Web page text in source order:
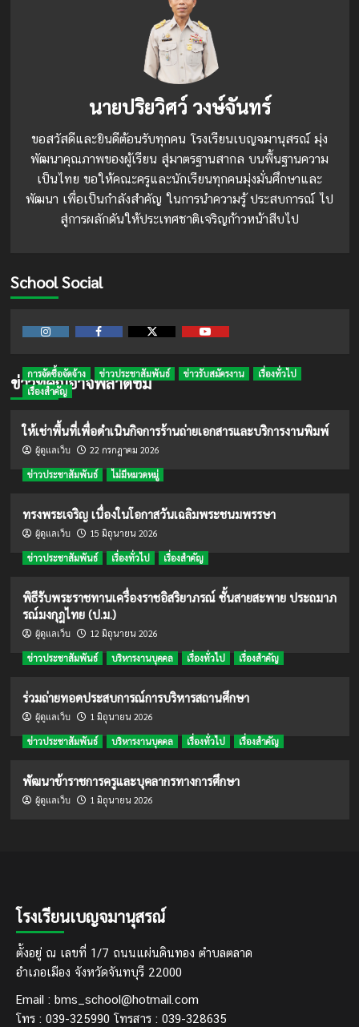
นายปริยวิศว์ วงษ์จันทร์
ขอสวัสดีและยินดีต้อนรับทุกคน โรงเรียนเบญจมานุสรณ์ มุ่ง
พัฒนาคุณภาพของผู้เรียน สู่มาตรฐานสากล บนพื้นฐานความ
เป็นไทย ขอให้คณะครูและนักเรียนทุกคนมุ่งมั่นศึกษาและ
พัฒนา เพื่อเป็นกำลังสำคัญ ในการนำความรู้ ประสบการณ์ ไป
สู่การผลักดันให้ประเทศชาติเจริญก้าวหน้าสืบไป
School Social
ข่าวที่คุณอาจพลาดชม
การจัดซื้อจัดจ้าง ข่าวประชาสัมพันธ์ ข่าวรับสมัครงาน
เรื่องทั่วไป
เรื่องสำคัญ
ให้เช่าพื้นที่เพื่อดำเนินกิจการร้านถ่ายเอกสารและบริการงานพิมพ์
ผู้ดูแลเว็บ 22 กรกฎาคม 2026
ข่าวประชาสัมพันธ์ ไม่มีหมวดหมู่
ทรงพระเจริญ เนื่องในโอกาสวันเฉลิมพระชนมพรรษา
ผู้ดูแลเว็บ 15 มิถุนายน 2026
ข่าวประชาสัมพันธ์ เรื่องทั่วไป เรื่องสำคัญ
พิธีรับพระราชทานเครื่องราชอิสริยาภรณ์ ชั้นสายสะพาย ประถมาภ
รณ์มงกุฎไทย (ป.ม.)
ผู้ดูแลเว็บ 12 มิถุนายน 2026
ข่าวประชาสัมพันธ์ บริหารงานบุคคล เรื่องทั่วไป เรื่องสำคัญ
ร่วมถ่ายทอดประสบการณ์การบริหารสถานศึกษา
ผู้ดูแลเว็บ 1 มิถุนายน 2026
ข่าวประชาสัมพันธ์ บริหารงานบุคคล เรื่องทั่วไป เรื่องสำคัญ
พัฒนาข้าราชการครูและบุคลากรทางการศึกษา
ผู้ดูแลเว็บ 1 มิถุนายน 2026
โรงเรียนเบญจมานุสรณ์
ตั้งอยู่ ณ เลขที่ 1/7 ถนนแผ่นดินทอง ตำบลตลาด
อำเภอเมือง จังหวัดจันทบุรี 22000
Email : bms_school@hotmail.com
โทร : 039-325990 โทรสาร : 039-328635